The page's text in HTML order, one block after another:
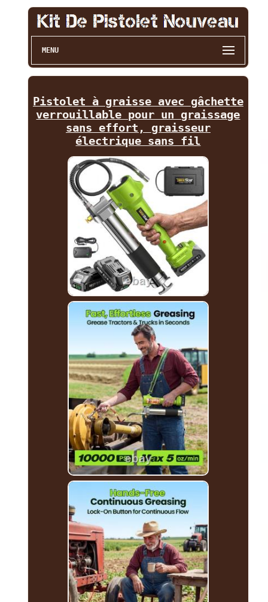
MENU
Pistolet à graisse avec gâchette
verrouillable pour un graissage
sans effort, graisseur
électrique sans fil